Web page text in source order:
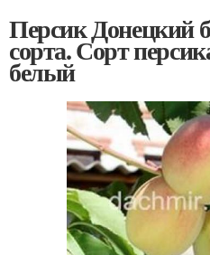
Персик Донецкий
сорта. Сорт
белый